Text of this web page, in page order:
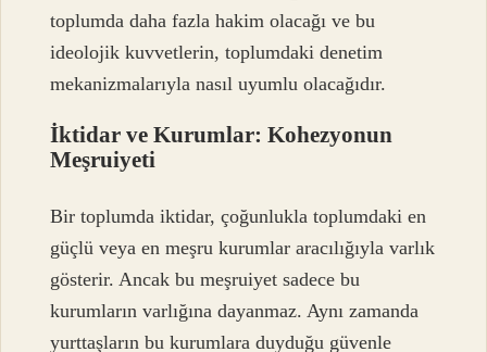
toplumda daha fazla hakim olacağı ve bu
ideolojik kuvvetlerin, toplumdaki denetim
mekanizmalarıyla nasıl uyumlu olacağıdır.
İktidar ve Kurumlar: Kohezyonun
Meşruiyeti
Bir toplumda iktidar, çoğunlukla toplumdaki en
güçlü veya en meşru kurumlar aracılığıyla varlık
gösterir. Ancak bu meşruiyet sadece bu
kurumların varlığına dayanmaz. Aynı zamanda
yurttaşların bu kurumlara duyduğu güvenle